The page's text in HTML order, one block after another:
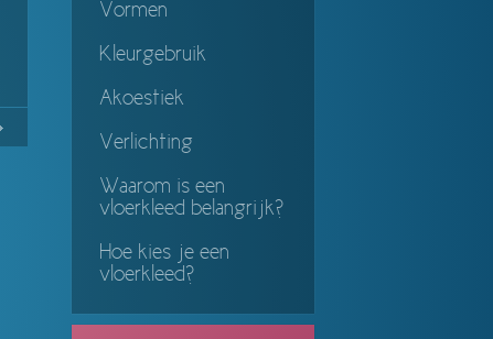
Vormen
Kleurgebruik
Akoestiek
Verlichting
Waarom is een
vloerkleed belangrijk?
Hoe kies je een
vloerkleed?